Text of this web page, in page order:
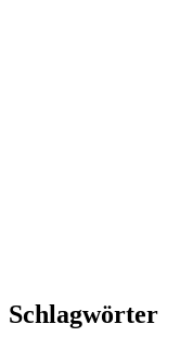
Schlagwörter